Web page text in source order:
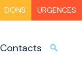
DONS URGENCES
Contacts search